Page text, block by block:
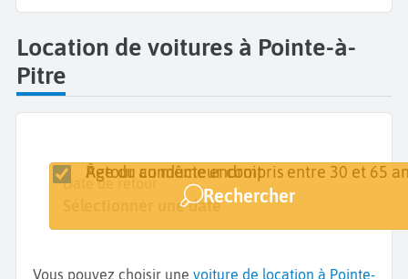
Location de voitures à Pointe-à-
Pitre
Lieu de retrait
Date de retrait
Sélectionner une date
Date de retour
Sélectionner une date
Retour au même endroit
Âge du conducteur compris entre 30 et 65
Rechercher
Vous pouvez choisir une voiture de location à Pointe-